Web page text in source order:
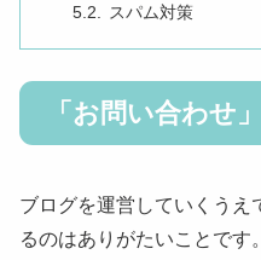
スパム対策
「お問い合わせ
ブログを運営していくうえ
るのはありがたいことです